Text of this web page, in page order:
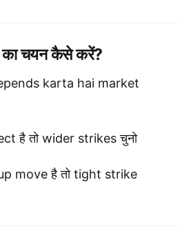
का चयन कैसे करें?
karta hai market
है तो wider strikes चुनो
move है तो tight strike